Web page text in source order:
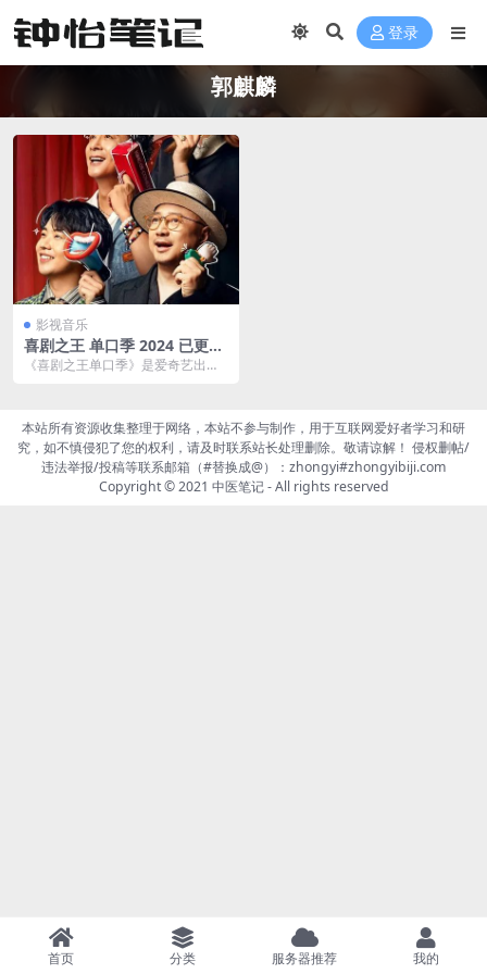
登录
郭麒麟
影视音乐
喜剧之王 单口季 2024 已更每
周最新【高码EDR 4K / 杜比
《喜剧之王单口季》是爱奇艺出品
本站所有资源收集整理于网络，本站不参与制作，用于互联网爱好者学习和研
究，如不慎侵犯了您的权利，请及时联系站长处理删除。敬请谅解！ 侵权删帖/
违法举报/投稿等联系邮箱（#替换成@）：zhongyi#zhongyibiji.com
Copyright © 2021 中医笔记- All rights reserved
首页 分类 服务器推荐 我的